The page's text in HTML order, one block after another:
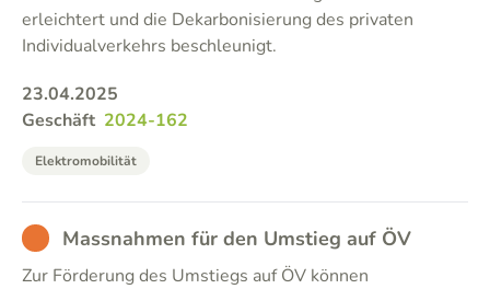
erleichtert und die Dekarbonisierung des privaten
Individualverkehrs beschleunigt.
23.04.2025
Geschäft 2024-162
Elektromobilität
BAD Massnahmen für den Umstieg auf ÖV
Zur Förderung des Umstiegs auf ÖV können